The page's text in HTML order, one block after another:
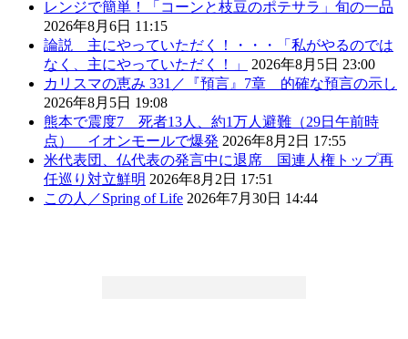
レンジで簡単！「コーンと枝豆のポテサラ」旬の一品
2026年8月6日 11:15
論説 主にやっていただく！・・・「私がやるのでは
なく、主にやっていただく！」
2026年8月5日 23:00
カリスマの恵み 331／『預言』7章 的確な預言の示し
2026年8月5日 19:08
熊本で震度7 死者13人、約1万人避難（29日午前時
点） イオンモールで爆発 2026年8月2日 17:55
米代表団、仏代表の発言中に退席 国連人権トップ再
任巡り対立鮮明 2026年8月2日 17:51
この人／Spring of Life 2026年7月30日 14:44